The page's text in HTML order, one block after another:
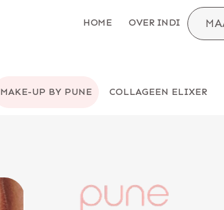
HOME OVER INDI
MAKE-UP BY PUNE COLLAGEEN ELIXER